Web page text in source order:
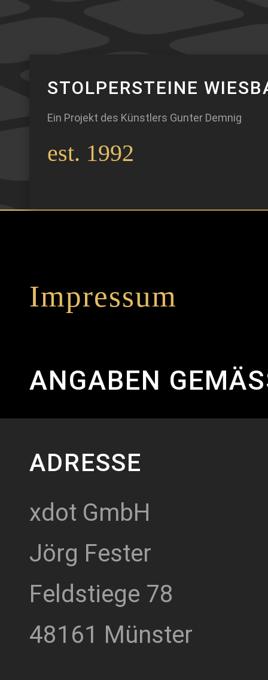
STOLPERSTEINE
Ein Projekt des Künstlers Gunter Demnig
est. 1992
Impressum
ANGABEN
ADRESSE
xdot GmbH
Jörg Fester
Feldstiege 78
48161 Münster